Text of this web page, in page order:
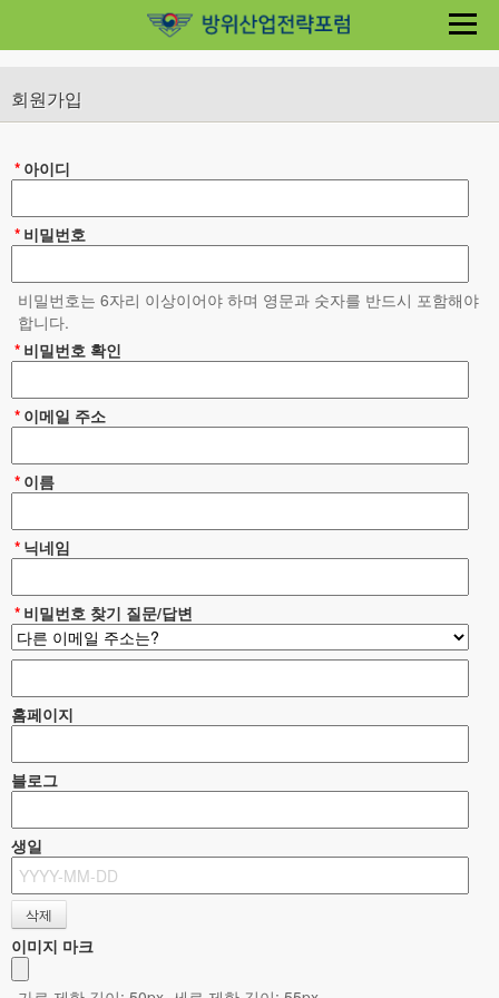
회원가입
아이디
*
비밀번호
*
비밀번호는 6자리 이상이어야 하며 영문과 숫자를 반드시 포함해야
합니다.
비밀번호 확인
*
* 이메일 주소
* 이름
* 닉네임
* 비밀번호 찾기 질문/답변
홈페이지
블로그
생일
이미지 마크